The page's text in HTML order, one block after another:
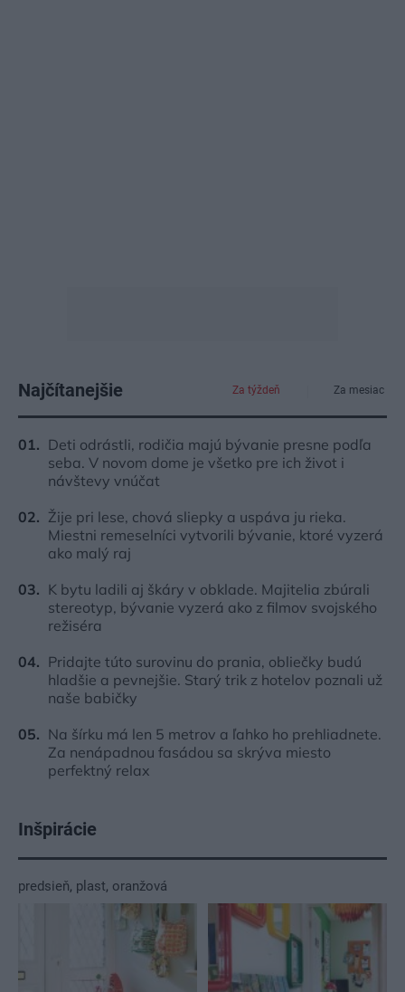
Najčítanejšie Za týždeň Za mesiac
Deti odrástli, rodičia majú bývanie presne podľa
seba. V novom dome je všetko pre ich život i
návštevy vnúčat
Žije pri lese, chová sliepky a uspáva ju rieka.
Miestni remeselníci vytvorili bývanie, ktoré vyzerá
ako malý raj
K bytu ladili aj škáry v obklade. Majitelia zbúrali
stereotyp, bývanie vyzerá ako z filmov svojského
režiséra
Pridajte túto surovinu do prania, obliečky budú
hladšie a pevnejšie. Starý trik z hotelov poznali už
naše babičky
Na šírku má len 5 metrov a ľahko ho prehliadnete.
Za nenápadnou fasádou sa skrýva miesto
perfektný relax
Inšpirácie
predsieň, plast, oranžová